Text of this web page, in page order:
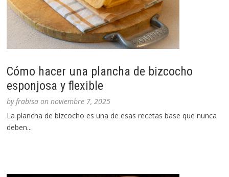
Cómo hacer una plancha de bizcocho
esponjosa y flexible
byfrabisa onnoviembre 7, 2025
La plancha de bizcocho es una de esas recetas base que nunca
deben...